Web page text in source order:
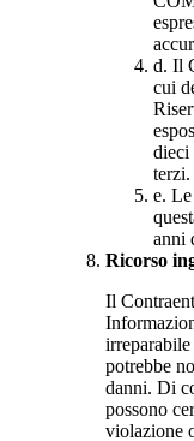
d. Il
cui
dieci
terzi.
e. Le
anni
Ricorso
Il
potrebbe
danni. Di
possono
violazione